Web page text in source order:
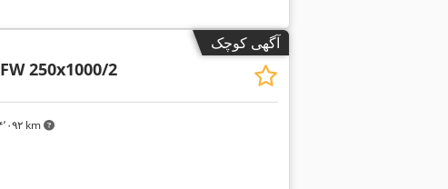
آگهی کوچک
۴٬۰۹۲ km
FW 250x1000/2